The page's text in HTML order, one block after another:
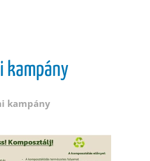
kampány
kampány